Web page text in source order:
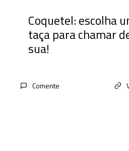
Coquetel: escolha
taça para chamar
sua!
Comente